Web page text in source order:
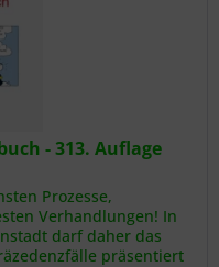
- 313. Auflage
Prozesse,
Verhandlungen! In
darf daher das
präsentiert